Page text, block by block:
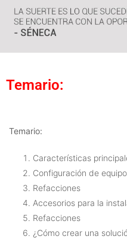
Temario:
Temario:
Características
Configuración de
Refacciones
Accesorios para la
Refacciones
¿Cómo crear una